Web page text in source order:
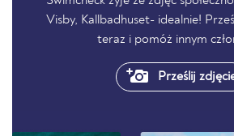
Visby, Kallbadhuset- idealnie!
teraz i pomóż innym
Prześlij